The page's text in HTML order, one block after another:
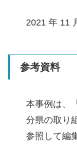
2021 年 11
参考資料
本事例は、
分県の取り
参照して編